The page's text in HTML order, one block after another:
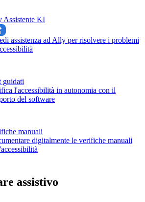
Assistente KI
assistenza ad Ally per risolvere i problemi
guidati
l'accessibilità in autonomia con il
del software
manuali
digitalmente le verifiche manuali
assistivo